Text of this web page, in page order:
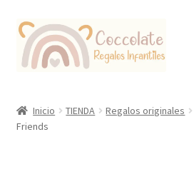
Ir
la
Ir
contenido
Coccolate Puericultura y Juguetería
Inicio TIENDA Regalos originales
Friends